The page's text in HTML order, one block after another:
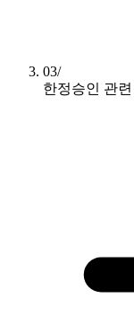
03/
한정승인 관